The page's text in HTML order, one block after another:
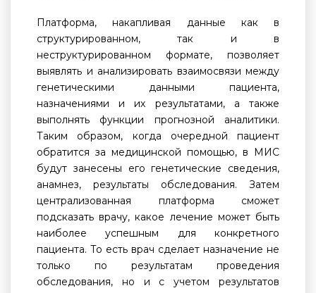
Платформа, накапливая данные как в
структурированном, так и в
неструктурированном формате, позволяет
выявлять и анализировать взаимосвязи между
генетическими данными пациента,
назначениями и их результатами, а также
выполнять функции прогнозной аналитики.
Таким образом, когда очередной пациент
обратится за медицинской помощью, в МИС
будут занесены его генетические сведения,
анамнез, результаты обследования. Затем
централизованная платформа сможет
подсказать врачу, какое лечение может быть
наиболее успешным для конкретного
пациента. То есть врач сделает назначение не
только по результатам проведения
обследования, но и с учетом результатов